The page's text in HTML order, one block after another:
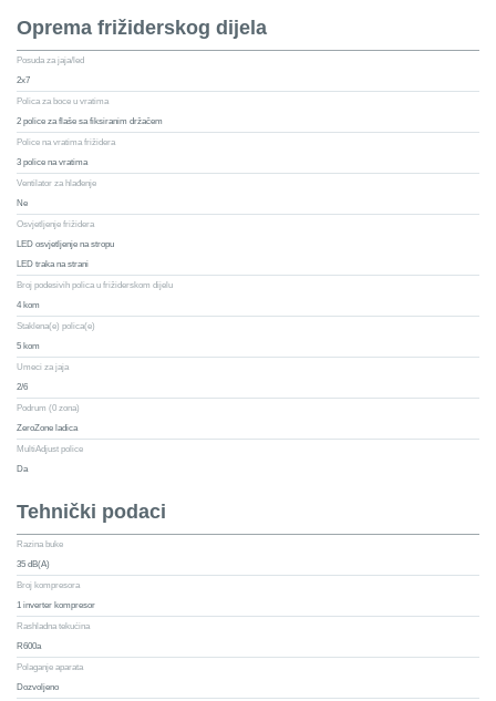
Oprema frižiderskog dijela
Posuda za jaja/led
2x7
Polica za boce u vratima
2 police za flaše sa fiksiranim držačem
Police na vratima frižidera
3 police na vratima
Ventilator za hlađenje
Ne
Osvjetljenje frižidera
LED osvjetljenje na stropu
LED traka na strani
Broj podesivih polica u frižiderskom dijelu
4 kom
Staklena(e) polica(e)
5 kom
Umeci za jaja
2/6
Podrum (0 zona)
ZeroZone ladica
MultiAdjust police
Da
Tehnički podaci
Razina buke
35 dB(A)
Broj kompresora
1 inverter kompresor
Rashladna tekućina
R600a
Polaganje aparata
Dozvoljeno